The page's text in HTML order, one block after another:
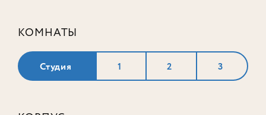
КОМНАТЫ
Студия 1 2 3